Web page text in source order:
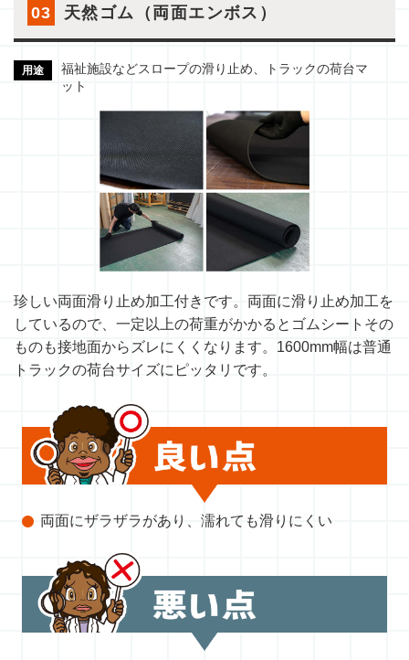
03 天然ゴム（両面エンボス）
用途
福祉施設などスロープの滑り止め、トラックの荷台マ
ット
珍しい両面滑り止め加工付きです。両面に滑り止め加工を
しているので、一定以上の荷重がかかるとゴムシートその
ものも接地面からズレにくくなります。1600mm幅は普通
トラックの荷台サイズにピッタリです。
両面にザラザラがあり、濡れても滑りにくい